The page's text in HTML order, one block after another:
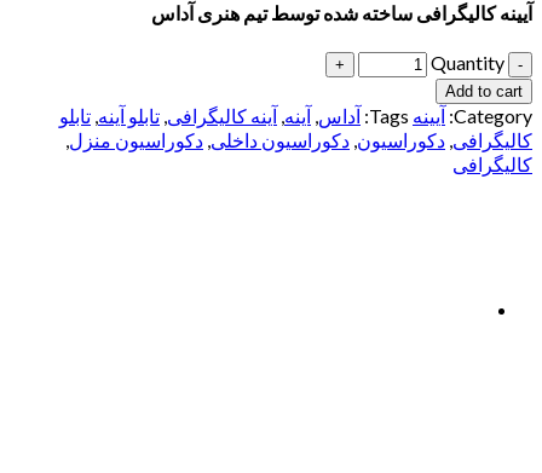
آیینه کالیگرافی ساخته شده توسط تیم هنری آداس
Quantity
Add to cart
Category: آیینه Tags: آداس, آینه, آینه کالیگرافی, تابلو آینه, تابلو
کالیگرافی, دکوراسیون, دکوراسیون داخلی, دکوراسیون منزل,
کالیگرافی